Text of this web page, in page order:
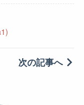
次の記事へ